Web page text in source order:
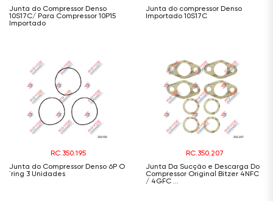
Junta do Compressor Denso
10S17C/ Para Compressor 10P15
Importado
Junta do compressor Denso
Importado 10S17C
RC.350.195
Junta do Compressor Denso 6P O
´ring 3 Unidades
RC.350.207
Junta Da Sucção e Descarga Do
Compressor Original Bitzer 4NFC
/ 4GFC ...